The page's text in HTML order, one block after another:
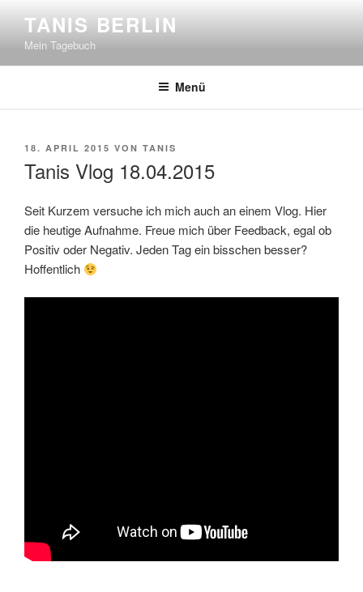
springen
TANIS BERLIN
Mein Tagebuch
Menü
VERÖFFENTLICHT
18. APRIL 2015 VON TANIS
Tanis Vlog 18.04.2015
Seit Kurzem versuche ich mich auch an einem Vlog. Hier
die heutige Aufnahme. Freue mich über Feedback, egal ob
Positiv oder Negativ. Jeden Tag ein bisschen besser?
Hoffentlich